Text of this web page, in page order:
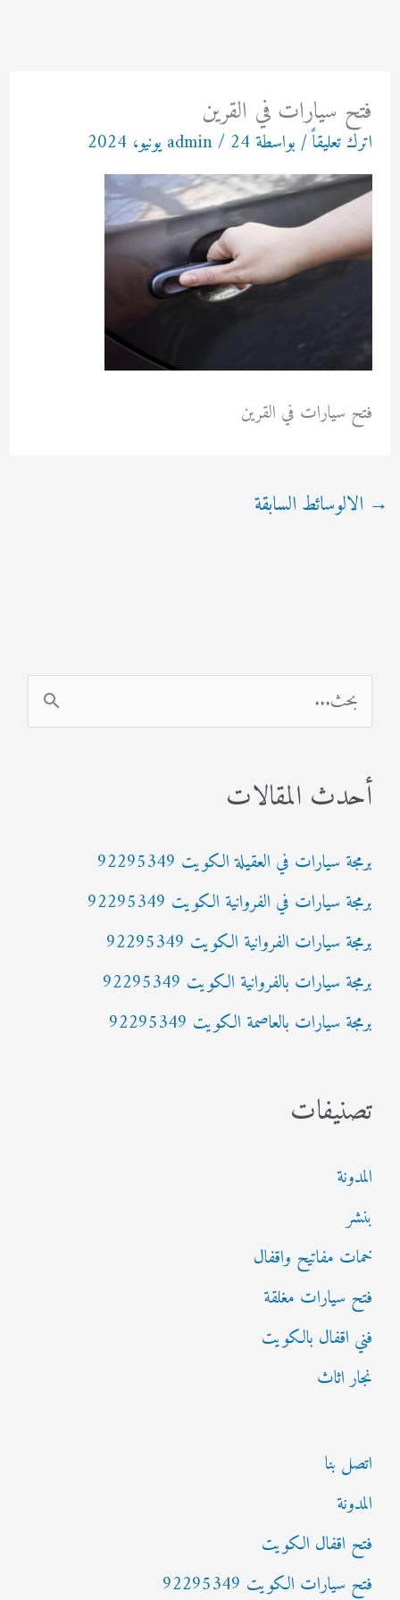
فتح سيارات في القرين
اترك تعليقاً/ بواسطة admin/ 24 يونيو، 2024
فتح سيارات في القرين
→ الالوسائط السابقة
ل
ح
ع
ن
:
أحدث المقالات
برمجة سيارات في العقيلة الكويت 92295349
برمجة سيارات في الفروانية الكويت 92295349
برمجة سيارات الفروانية الكويت 92295349
برمجة سيارات بالفروانية الكويت 92295349
برمجة سيارات بالعاصمة الكويت 92295349
تصنيفات
المدونة
بنشر
خمات مفاتيح واقفال
فتح سيارات مغلقة
فني اقفال بالكويت
نجار اثاث
اتصل بنا
المدونة
فتح اقفال الكويت
فتح سيارات الكويت 92295349